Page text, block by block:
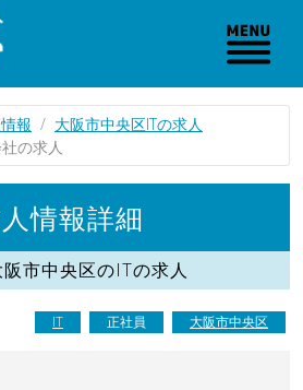
報
大阪市中央区ITの求人
の求人
情報詳細
市中央区のITの求人
IT 正社員 大阪市中央区